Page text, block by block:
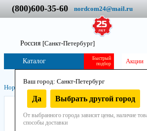
(800)600-35-60 nordcom24@mail.ru
Россия [Санкт-Петербург]
Ваш город: Санкт-Петербург
Да Выбрать другой город
От выбранного города зависят цены, наличие
способы доставки
Быстрый
подбор
Каталог Акции
Нордком Инструмент Ручной / Слесарный
Бокорезы
Болторез